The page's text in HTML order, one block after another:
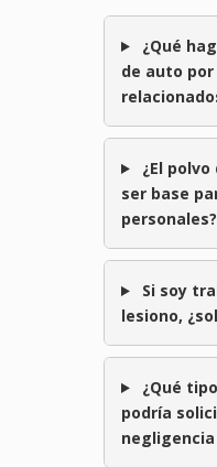
¿Qué
de auto
¿El
ser base
personales?
Si soy
lesiono,
¿Qué
podría